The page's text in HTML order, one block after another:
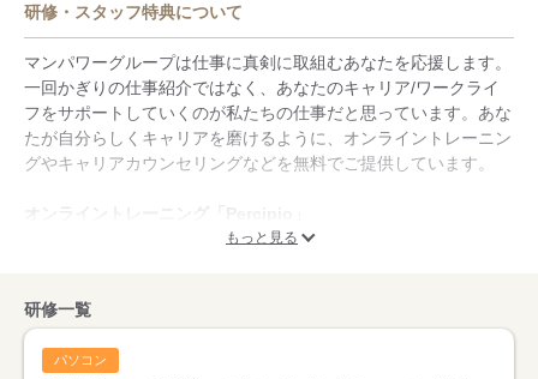
研修・スタッフ特典について
マンパワーグループは仕事に真剣に取組むあなたを応援します。
一回かぎりの仕事紹介ではなく、あなたのキャリア/ワークライ
フをサポートしていくのが私たちの仕事だと思っています。あな
たが自分らしくキャリアを磨けるように、オンライントレーニン
グやキャリアカウンセリングなどを無料でご提供しています。
オンライントレーニング「Percipio」
Percipio（パーシピオ）は自宅で気軽に学習できるオンライント
ペースで学べるので、お仕事しながらでもスキルアップを目指せ
ます。
もっと見る
研修一覧
パソコン